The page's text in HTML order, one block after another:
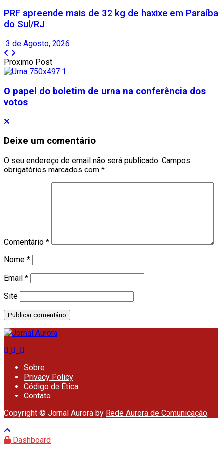
PRF apreende mais de 32 kg de haxixe em Paraíba
do Sul/RJ
3 de Agosto, 2026
Proximo Post
O papel do boletim de urna na conferência dos
votos
Deixe um comentário
O seu endereço de email não será publicado. Campos
obrigatórios marcados com *
Comentário *
Nome *
Email *
Site
Sobre
Privacy Policy
Código de Ética
Contato
Copyright © Jornal Aurora by Rede Aurora de Comunicação.
Dashboard